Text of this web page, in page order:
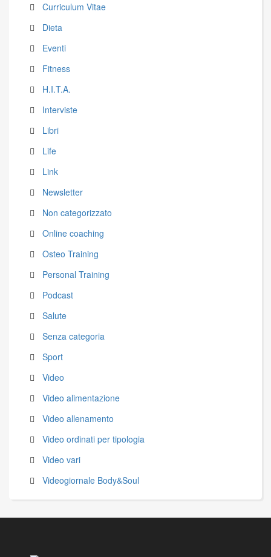
Curriculum Vitae
Dieta
Eventi
Fitness
H.I.T.A.
Interviste
Libri
Life
Link
Newsletter
Non categorizzato
Online coaching
Osteo Training
Personal Training
Podcast
Salute
Senza categoria
Sport
Video
Video alimentazione
Video allenamento
Video ordinati per tipologia
Video vari
Videogiornale Body&Soul